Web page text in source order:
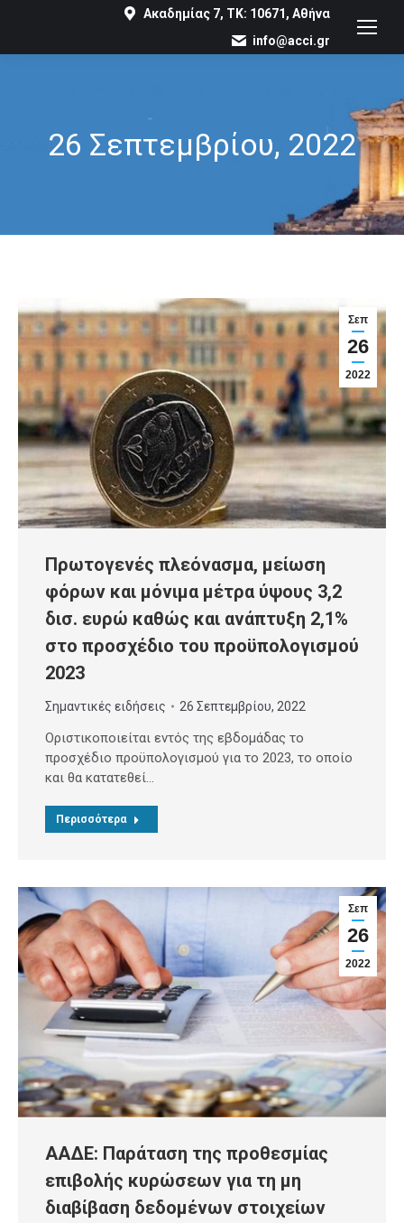
Ακαδημίας 7, ΤΚ: 10671, Αθήνα
info@acci.gr
26 Σεπτεμβρίου, 2022
You are here:
Σεπ
26
2022
Πρωτογενές πλεόνασμα, μείωση
φόρων και μόνιμα μέτρα ύψους 3,2
δισ. ευρώ καθώς και ανάπτυξη 2,1%
στο προσχέδιο του προϋπολογισμού
2023
Σημαντικές ειδήσεις 26 Σεπτεμβρίου, 2022
Οριστικοποιείται εντός της εβδομάδας το
προσχέδιο προϋπολογισμού για το 2023, το οποίο
και θα κατατεθεί…
Περισσότερα
Σεπ
26
2022
ΑΑΔΕ: Παράταση της προθεσμίας
επιβολής κυρώσεων για τη μη
διαβίβαση δεδομένων στοιχείων